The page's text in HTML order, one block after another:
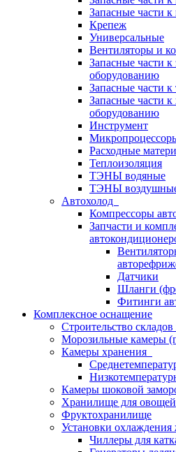
Запасные части
Крепеж
Универсальные
Вентиляторы и
Запасные части
оборудованию
Запасные части
Запасные части
оборудованию
Инструмент
Расходные
Теплоизоляция
ТЭНЫ водяные
ТЭНЫ
Автохолод
Компрессоры
Запчасти и
Датчики
Шланги
Фитинги
Комплексное оснащение
Строительство
Морозильные камеры
Камеры хранения
Камеры шоковой
Хранилище для овощей
Фруктохранилище
Установки охлаждения
Чиллеры для